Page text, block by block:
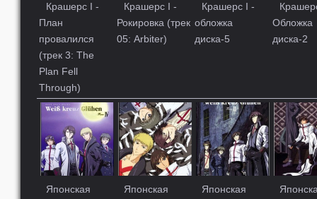
Крашерс I -
План
провалился
(трек 3: The
Plan Fell
Through)
Крашерс I -
Рокировка (трек
05: Arbiter)
Крашерс I -
обложка
диска-5
Обложка
диска-2
Японская
Японская
Японская